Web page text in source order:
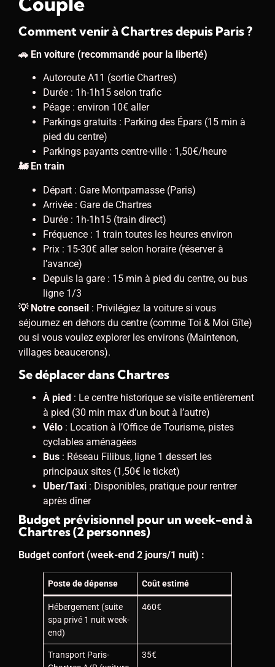
Comment venir à Chartres depuis Paris ?
🚗 En voiture (recommandé pour la liberté)
Autoroute A11 (sortie Chartres)
Durée : 1h-1h15 selon trafic
Péage : environ 10€ aller
Parkings gratuits : Parking des Épars (15 min à
pied du centre)
Parkings payants centre-ville : 1,50€/heure
🚂 En train
Départ : Gare Montparnasse (Paris)
Arrivée : Gare de Chartres
Durée : 1h-1h15 (train direct)
Fréquence : 1 train toutes les heures environ
Prix : 15-30€ aller selon horaire (réserver à
l’avance)
Depuis la gare : 15 min à pied du centre, ou bus
ligne 1/3
💡 Notre conseil : Privilégiez la voiture si vous
séjournez en dehors du centre (comme Toi & Moi Gîte)
ou si vous voulez explorer les environs (Maintenon,
villages beaucerons).
Se déplacer dans Chartres
À pied : Le centre historique se visite entièrement
à pied (30 min max d’un bout à l’autre)
Vélo : Location à l’Office de Tourisme, pistes
cyclables aménagées
Bus : Réseau Filibus, ligne 1 dessert les
principaux sites (1,50€ le ticket)
Uber/Taxi : Disponibles, pratique pour rentrer
après dîner
Budget prévisionnel pour un week-end à
Chartres (2 personnes)
Budget confort (week-end 2 jours/1 nuit) :
Poste de dépense Coût estimé
Hébergement (suite
spa privé 1 nuit week-
end)
460€
Transport Paris-
35€